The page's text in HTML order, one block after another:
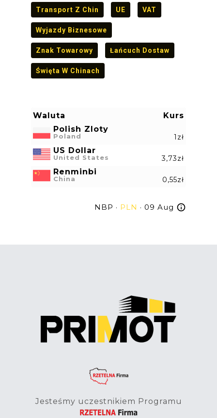
Transport Z Chin UE VAT
Wyjazdy Biznesowe
Znak Towarowy Łańcuch Dostaw
Święta W Chinach
Waluta
Kurs
Polish Zloty
Poland 1zł
US Dollar
United States 3,73zł
Renminbi
China 0,55zł
NBP · PLN · 09 Aug
Jesteśmy uczestnikiem Programu